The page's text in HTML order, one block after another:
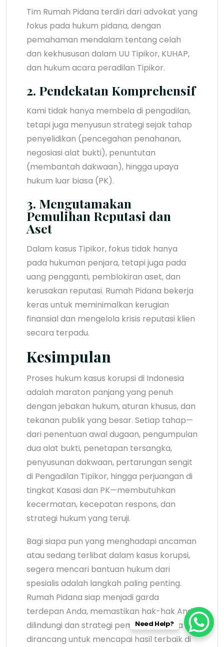
Tim Rumah Pidana terdiri dari advokat yang
fokus pada hukum pidana, dengan
pemahaman mendalam tentang celah
dan kekhususan dalam UU Tipikor, KUHAP,
dan hukum acara peradilan Tipikor.
2. Pendekatan Komprehensif
Kami tidak hanya membela di pengadilan,
tetapi juga menyusun strategi sejak tahap
penyelidikan (pencegahan penahanan,
negosiasi alat bukti), penuntutan
(membantah dakwaan), hingga upaya
hukum luar biasa (PK).
3. Mengutamakan
Pemulihan Reputasi dan
Aset
Dalam kasus Tipikor, fokus tidak hanya
pada hukuman penjara, tetapi juga pada
uang pengganti, pemblokiran aset, dan
kerusakan reputasi. Rumah Pidana bekerja
keras untuk meminimalkan kerugian
finansial dan mengelola krisis reputasi klien
secara terpadu.
Kesimpulan
Proses hukum kasus korupsi di Indonesia
adalah maraton panjang yang penuh
dengan jebakan hukum, aturan khusus, dan
tekanan publik yang besar. Setiap tahap—
dari penentuan awal dugaan, pengumpulan
dua alat bukti, penetapan tersangka,
penyusunan dakwaan, pertarungan sengit
di Pengadilan Tipikor, hingga perjuangan di
tingkat Kasasi dan PK—membutuhkan
kecermatan, kecepatan respons, dan
strategi hukum yang teruji.
Bagi siapa pun yang menghadapi ancaman
atau sedang terlibat dalam kasus korupsi,
segera mencari bantuan hukum dari
spesialis adalah langkah paling penting.
Rumah Pidana siap menjadi garda
terdepan Anda, memastikan hak-hak Anda
dilindungi dan strategi pembelaan Anda
dirancang untuk mencapai hasil terbaik di
Need Help?